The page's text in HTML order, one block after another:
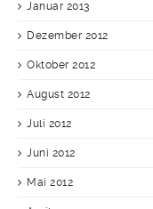
Januar 2013
Dezember 2012
Oktober 2012
August 2012
Juli 2012
Juni 2012
Mai 2012